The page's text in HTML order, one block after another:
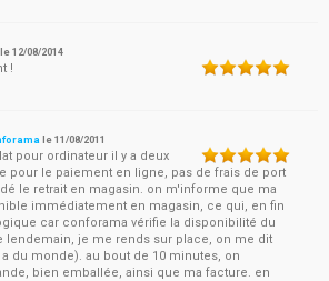
le12/08/2014
!
le11/08/2011
pour ordinateur il y a deux
pour le paiement en ligne, pas de frais de port
le retrait en magasin. on m'informe que ma
immédiatement en magasin, ce qui, en fin
car conforama vérifie la disponibilité du
lendemain, je me rends sur place, on me dit
du monde). au bout de 10 minutes, on
bien emballée, ainsi que ma facture. en